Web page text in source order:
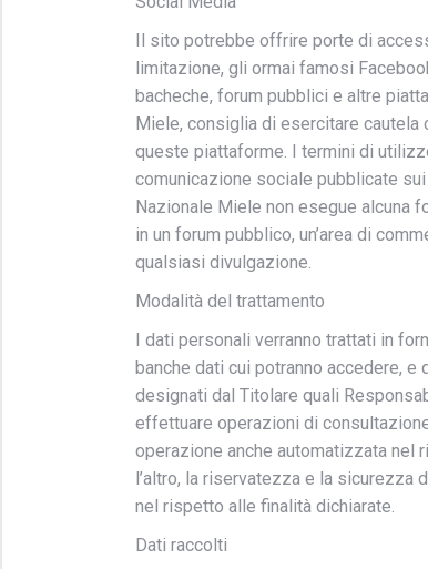
Il sito potrebbe offrire porte di
limitazione, gli ormai famosi
bacheche, forum pubblici e altre
Miele, consiglia di esercitare
queste piattaforme. I termini di
comunicazione sociale pubblicate
Nazionale Miele non esegue alcuna
in un forum pubblico, un’area di
qualsiasi divulgazione.
Modalità del trattamento
I dati personali verranno trattati in
banche dati cui potranno accedere,
designati dal Titolare quali
effettuare operazioni di
operazione anche automatizzata
l’altro, la riservatezza e la sicurezza
nel rispetto alle finalità dichiarate.
Dati raccolti